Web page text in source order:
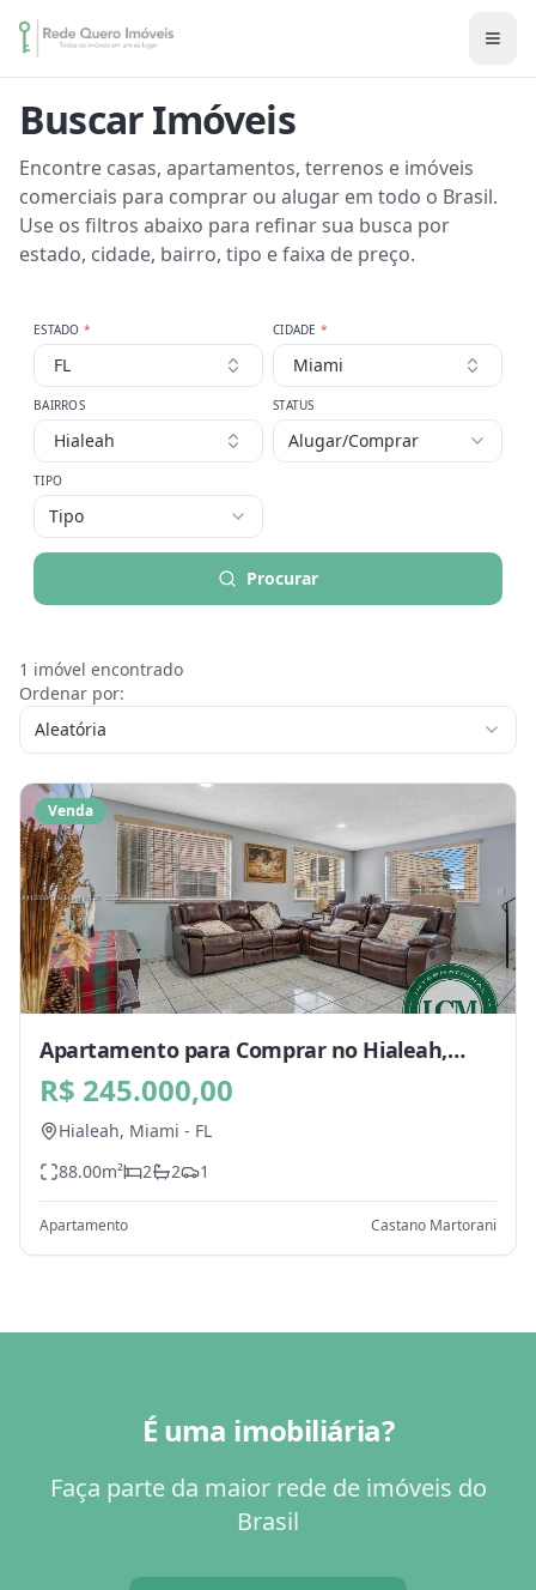
Buscar Imóveis
Encontre casas, apartamentos, terrenos e imóveis
comerciais para comprar ou alugar em todo o Brasil.
Use os filtros abaixo para refinar sua busca por
estado, cidade, bairro, tipo e faixa de preço.
ESTADO *
FL
CIDADE *
Miami
BAIRROS
Hialeah
STATUS
Alugar/Comprar
TIPO
Tipo
Procurar
1 imóvel encontrado
Ordenar por:
Aleatória
Venda
Apartamento para Comprar no Hialeah,
Miami - FL
R$ 245.000,00
Hialeah, Miami - FL
88.00m² 2 2 1
Apartamento Castano Martorani
É uma imobiliária?
Faça parte da maior rede de imóveis do
Brasil